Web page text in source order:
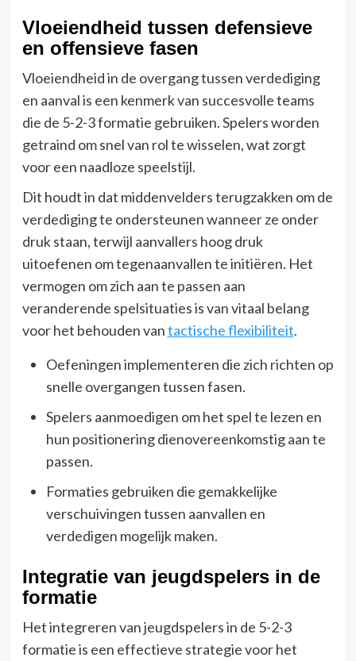
Vloeiendheid tussen defensieve
en offensieve fasen
Vloeiendheid in de overgang tussen verdediging
en aanval is een kenmerk van succesvolle teams
die de 5-2-3 formatie gebruiken. Spelers worden
getraind om snel van rol te wisselen, wat zorgt
voor een naadloze speelstijl.
Dit houdt in dat middenvelders terugzakken om de
verdediging te ondersteunen wanneer ze onder
druk staan, terwijl aanvallers hoog druk
uitoefenen om tegenaanvallen te initiëren. Het
vermogen om zich aan te passen aan
veranderende spelsituaties is van vitaal belang
voor het behouden vantactische flexibiliteit.
Oefeningen implementeren die zich richten op
snelle overgangen tussen fasen.
Spelers aanmoedigen om het spel te lezen en
hun positionering dienovereenkomstig aan te
passen.
Formaties gebruiken die gemakkelijke
verschuivingen tussen aanvallen en
verdedigen mogelijk maken.
Integratie van jeugdspelers in de
formatie
Het integreren van jeugdspelers in de 5-2-3
formatie is een effectieve strategie voor het